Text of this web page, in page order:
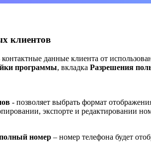
клиентов
данные клиента от
программы, вкладка Разрешения
- позволяет выбрать формат
экспорте и редактировании
номер – номер телефона будет